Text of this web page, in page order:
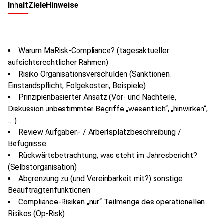
InhaltZieleHinweise
Warum MaRisk-Compliance? (tagesaktueller
aufsichtsrechtlicher Rahmen)
Risiko Organisationsverschulden (Sanktionen,
Einstandspflicht, Folgekosten, Beispiele)
Prinzipienbasierter Ansatz (Vor- und Nachteile,
Diskussion unbestimmter Begriffe „wesentlich“, „hinwirken“,
… )
Review Aufgaben- / Arbeitsplatzbeschreibung /
Befugnisse
Rückwärtsbetrachtung, was steht im Jahresbericht?
(Selbstorganisation)
Abgrenzung zu (und Vereinbarkeit mit?) sonstige
Beauftragtenfunktionen
Compliance-Risiken „nur“ Teilmenge des operationellen
Risikos (Op-Risk)